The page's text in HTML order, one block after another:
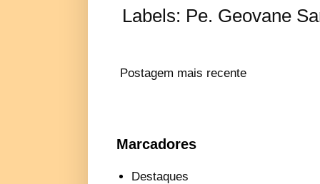
Labels: Pe. Geovane
Postagem mais recente
Marcadores
Destaques